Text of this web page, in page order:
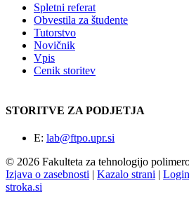
Spletni referat
Obvestila za študente
Tutorstvo
Novičnik
Vpis
Cenik storitev
STORITVE ZA PODJETJA
E: lab@ftpo.upr.si
© 2026 Fakulteta za tehnologijo
Izjava o zasebnosti | Kazalo strani | Login
stroka.si